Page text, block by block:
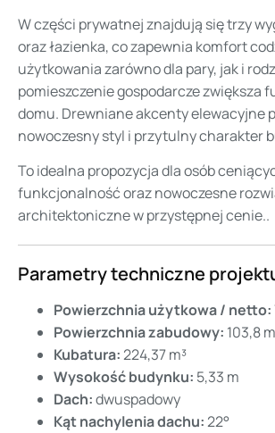
W części prywatnej znajdują się trzy
oraz łazienka, co zapewnia komfort
użytkowania zarówno dla pary, jak i
pomieszczenie gospodarcze zwiększa
domu. Drewniane akcenty elewacyjne
nowoczesny styl i przytulny charakter
To idealna propozycja dla osób
funkcjonalność oraz nowoczesne
architektoniczne w przystępnej cenie..
Parametry techniczne
Powierzchnia użytkowa / netto:
Powierzchnia zabudowy: 103,8
Kubatura:224,37 m³
Wysokość budynku: 5,33 m
Dach:dwuspadowy
Kąt nachylenia dachu:22°